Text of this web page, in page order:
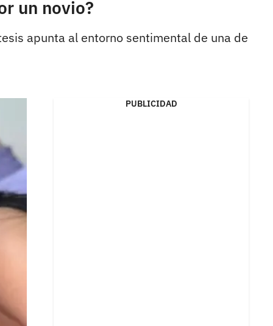
un novio?
apunta al entorno sentimental de una de
PUBLICIDAD